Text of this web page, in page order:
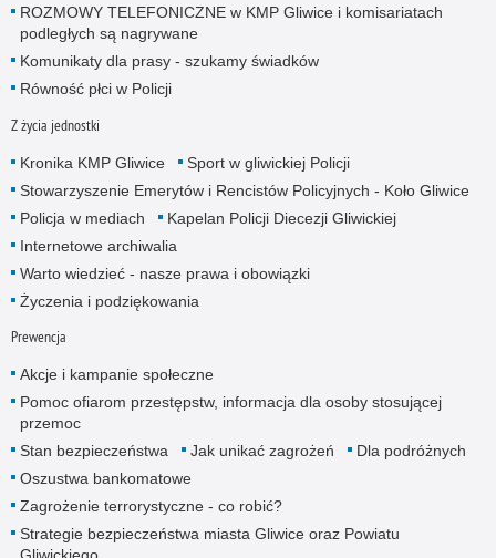
ROZMOWY TELEFONICZNE w KMP Gliwice i komisariatach
podległych są nagrywane
Komunikaty dla prasy - szukamy świadków
Równość płci w Policji
Z życia jednostki
Kronika KMP Gliwice
Sport w gliwickiej Policji
Stowarzyszenie Emerytów i Rencistów Policyjnych - Koło Gliwice
Policja w mediach
Kapelan Policji Diecezji Gliwickiej
Internetowe archiwalia
Warto wiedzieć - nasze prawa i obowiązki
Życzenia i podziękowania
Prewencja
Akcje i kampanie społeczne
Pomoc ofiarom przestępstw, informacja dla osoby stosującej
przemoc
Stan bezpieczeństwa
Jak unikać zagrożeń
Dla podróżnych
Oszustwa bankomatowe
Zagrożenie terrorystyczne - co robić?
Strategie bezpieczeństwa miasta Gliwice oraz Powiatu